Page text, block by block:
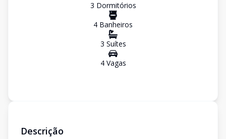
3 Dormitórios
4 Banheiros
3 Suítes
4Vagas
Descrição